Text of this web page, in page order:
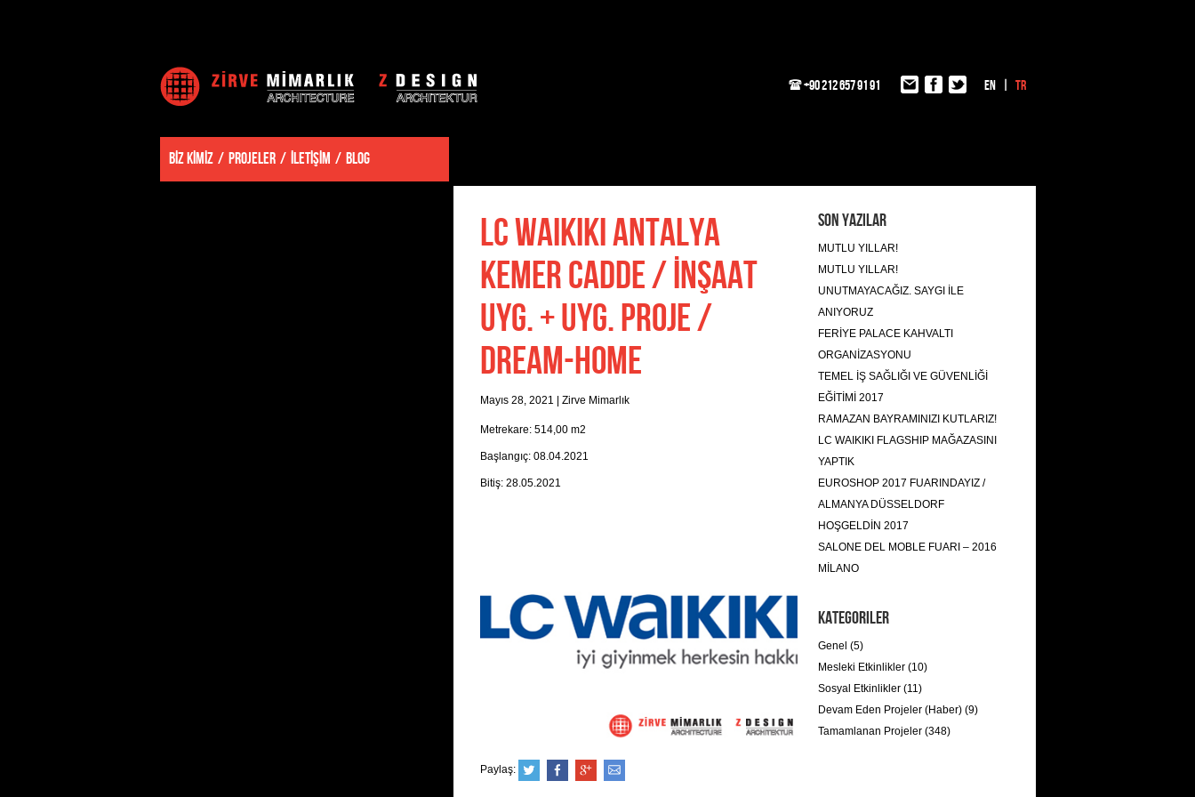
+90 212 657 91 91 EN TR
BİZ KİMİZ PROJELER İLETİŞİM BLOG
LC WAIKIKI ANTALYA
KEMER CADDE / İNŞAAT
UYG. + UYG. PROJE /
DREAM-HOME
Mayıs 28, 2021 Zirve Mimarlık
Metrekare: 514,00 m2
Başlangıç: 08.04.2021
Bitiş: 28.05.2021
Son Yazılar
MUTLU YILLAR!
MUTLU YILLAR!
UNUTMAYACAĞIZ. SAYGI İLE
ANIYORUZ
FERİYE PALACE KAHVALTI
ORGANİZASYONU
TEMEL İŞ SAĞLIĞI VE GÜVENLİĞİ
EĞİTİMİ 2017
RAMAZAN BAYRAMINIZI KUTLARIZ!
LC WAIKIKI FLAGSHIP MAĞAZASINI
YAPTIK
EUROSHOP 2017 FUARINDAYIZ /
ALMANYA DÜSSELDORF
HOŞGELDİN 2017
SALONE DEL MOBLE FUARI – 2016
MİLANO
Kategoriler
Genel (5)
Mesleki Etkinlikler (10)
Sosyal Etkinlikler (11)
Devam Eden Projeler (Haber) (9)
Tamamlanan Projeler (348)
Paylaş: